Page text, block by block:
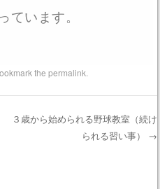
ています。
thepermalink
３歳から始められる野球教室（続け
られる習い事） →